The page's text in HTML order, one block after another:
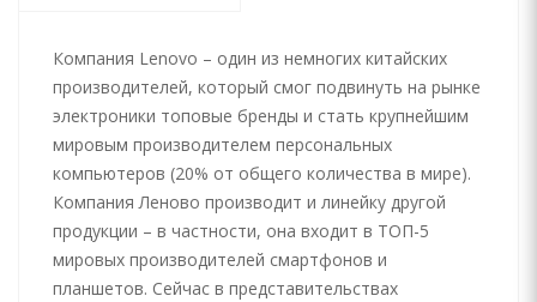
Компания Lenovo – один из немногих китайских
производителей, который смог подвинуть на рынке
электроники топовые бренды и стать крупнейшим
мировым производителем персональных
компьютеров (20% от общего количества в мире).
Компания Леново производит и линейку другой
продукции – в частности, она входит в ТОП-5
мировых производителей смартфонов и
планшетов. Сейчас в представительствах